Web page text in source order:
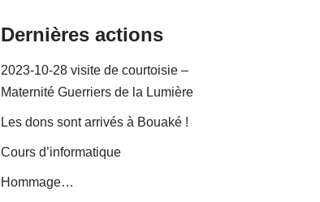
Dernières actions
2023-10-28 visite de courtoisie –
Maternité Guerriers de la Lumière
Les dons sont arrivés à Bouaké !
Cours d’informatique
Hommage…